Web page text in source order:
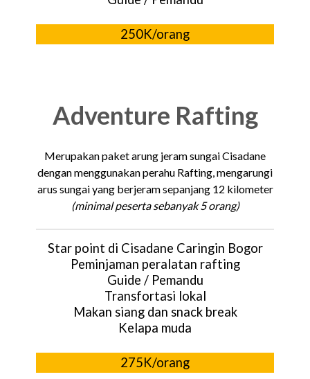
250K/orang
Adventure Rafting
Merupakan paket arung jeram sungai Cisadane
dengan menggunakan perahu Rafting, mengarungi
arus sungai yang berjeram sepanjang 12 kilometer
(minimal peserta sebanyak 5 orang)
Star point di Cisadane Caringin Bogor
Peminjaman peralatan rafting
Guide / Pemandu
Transfortasi lokal
Makan siang dan snack break
Kelapa muda
275K/orang